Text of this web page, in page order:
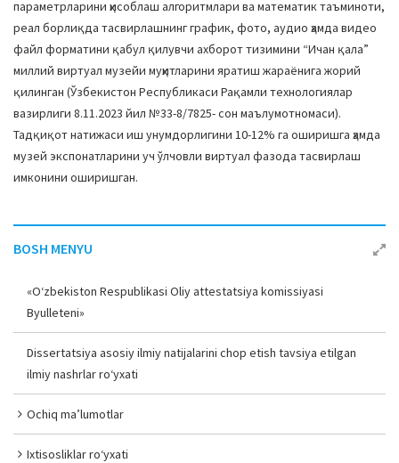
параметрларини ҳисоблаш алгоритмлари ва математик таъминоти,
реал борлиқда тасвирлашнинг график, фото, аудио ҳамда видео
файл форматини қабул қилувчи ахборот тизимини “Ичан қала”
миллий виртуал музейи муҳитларини яратиш жараёнига жорий
қилинган (Ўзбекистон Республикаси Рақамли технологиялар
вазирлиги 8.11.2023 йил №33-8/7825- сон маълумотномаси).
Тадқиқот натижаси иш унумдорлигини 10-12% га оширишга ҳамда
музей экспонатларини уч ўлчовли виртуал фазода тасвирлаш
имконини оширишган.
BOSH MENYU
«O‘zbekiston Respublikasi Oliy attestatsiya komissiyasi
Byulleteni»
Dissertatsiya asosiy ilmiy natijalarini chop etish tavsiya etilgan
ilmiy nashrlar ro‘yxati
Ochiq ma’lumotlar
Ixtisosliklar ro‘yxati